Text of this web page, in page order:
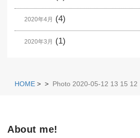
2020年4月 (4)
2020年3月 (1)
HOME > > Photo 2020-05-12 13 15 12
About me!